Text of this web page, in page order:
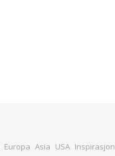
Europa Asia USA Inspirasjon